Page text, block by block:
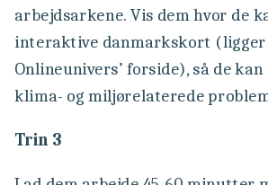
arbejdsarkene. Vis dem hvor de
interaktive danmarkskort (ligger
Onlineunivers’ forside), så de
klima- og miljørelaterede
Trin 3